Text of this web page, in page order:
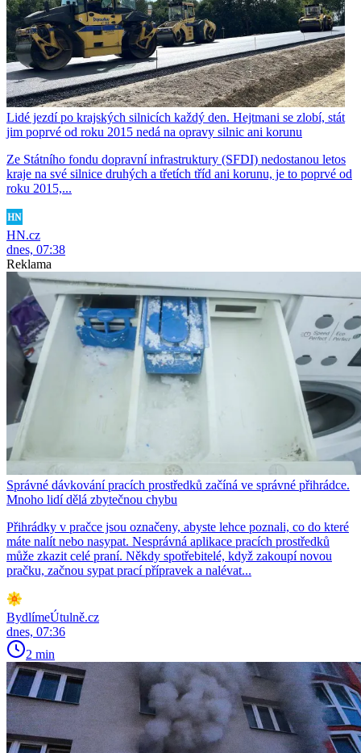
Lidé jezdí po krajských silnicích každý den. Hejtmani se zlobí, stát
jim poprvé od roku 2015 nedá na opravy silnic ani korunu
Ze Státního fondu dopravní infrastruktury (SFDI) nedostanou letos
kraje na své silnice druhých a třetích tříd ani korunu, je to poprvé od
roku 2015,...
HN.cz
dnes, 07:38
Reklama
Správné dávkování pracích prostředků začíná ve správné přihrádce.
Mnoho lidí dělá zbytečnou chybu
Přihrádky v pračce jsou označeny, abyste lehce poznali, co do které
máte nalít nebo nasypat. Nesprávná aplikace pracích prostředků
může zkazit celé praní. Někdy spotřebitelé, když zakoupí novou
pračku, začnou sypat prací přípravek a nalévat...
BydlímeÚtulně.cz
dnes, 07:36
2 min